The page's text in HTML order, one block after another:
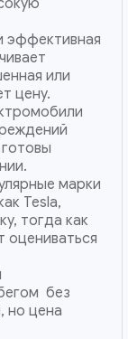
эффективная
или
цену.
марки
Tesla,
тогда как
оцениваться
без
но цена